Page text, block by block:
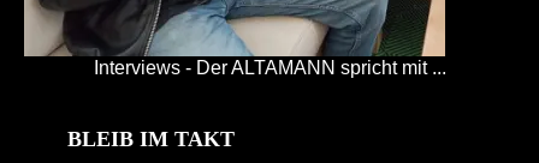
Interviews - Der ALTAMANN spricht mit ...
BLEIB IM TAKT